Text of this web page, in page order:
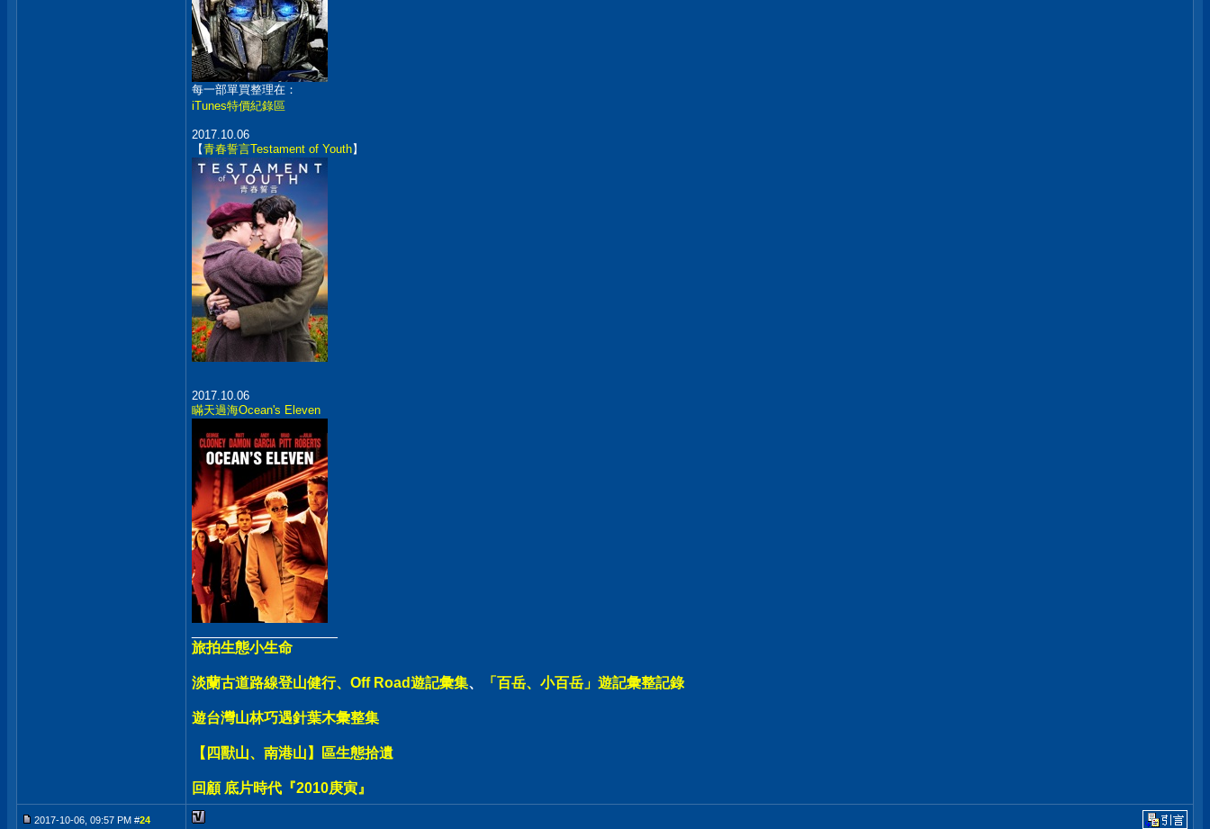
每一部單買整理在：
iTunes特價紀錄區
2017.10.06
【青春誓言Testament of Youth】
2017.10.06
瞞天過海Ocean's Eleven
旅拍生態小生命
淡蘭古道路線登山健行、Off Road遊記彙集、 「百岳、小百岳」遊記彙整記錄
遊台灣山林巧遇針葉木彙整集
【四獸山、南港山】區生態拾遺
回顧 底片時代『2010庚寅』
2017-10-06, 09:57 PM #24